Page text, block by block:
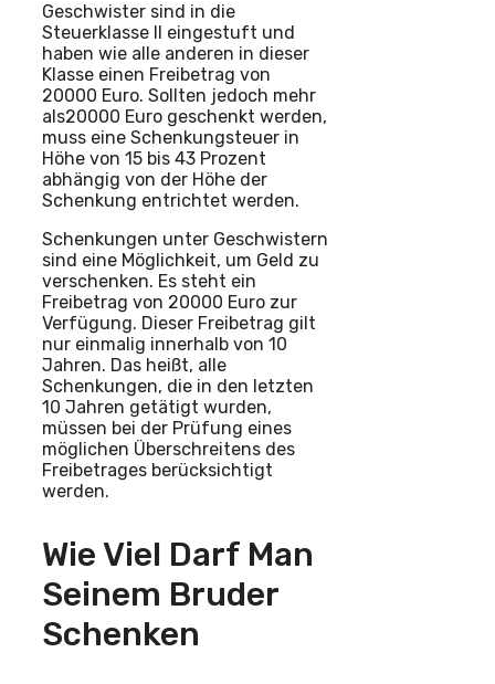
Geschwister sind in die
Steuerklasse II eingestuft und
haben wie alle anderen in dieser
Klasse einen Freibetrag von
20000 Euro. Sollten jedoch mehr
als20000 Euro geschenkt werden,
muss eine Schenkungsteuer in
Höhe von 15 bis 43 Prozent
abhängig von der Höhe der
Schenkung entrichtet werden.
Schenkungen unter Geschwistern
sind eine Möglichkeit, um Geld zu
verschenken. Es steht ein
Freibetrag von 20000 Euro zur
Verfügung. Dieser Freibetrag gilt
nur einmalig innerhalb von 10
Jahren. Das heißt, alle
Schenkungen, die in den letzten
10 Jahren getätigt wurden,
müssen bei der Prüfung eines
möglichen Überschreitens des
Freibetrages berücksichtigt
werden.
Wie Viel Darf Man
Seinem Bruder
Schenken